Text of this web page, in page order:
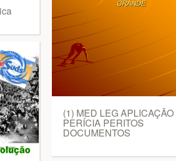
(1) MED LEG APLICAÇÃO
PERÍCIA PERITOS
DOCUMENTOS